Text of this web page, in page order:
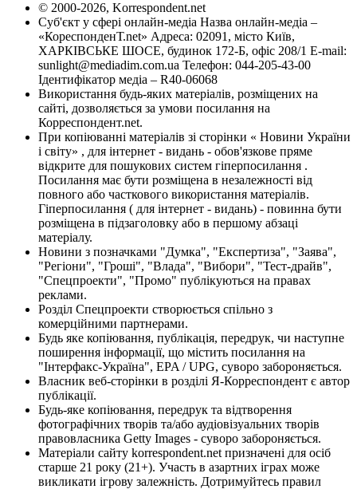
© 2000-2026, Korrespondent.net
Суб'єкт у сфері онлайн-медіа Назва онлайн-медіа –
«КореспонденТ.net» Адреса: 02091, місто Київ,
ХАРКІВСЬКЕ ШОСЕ, будинок 172-Б, офіс 208/1 E-mail:
sunlight@mediadim.com.ua Телефон: 044-205-43-00
Ідентифікатор медіа – R40-06068
Використання будь-яких матеріалів, розміщених на
сайті, дозволяється за умови посилання на
Корреспондент.net.
При копіюванні матеріалів зі сторінки « Новини України
і світу» , для інтернет - видань - обов'язкове пряме
відкрите для пошукових систем гіперпосилання .
Посилання має бути розміщена в незалежності від
повного або часткового використання матеріалів.
Гіперпосилання ( для інтернет - видань) - повинна бути
розміщена в підзаголовку або в першому абзаці
матеріалу.
Новини з позначками "Думка", "Експертиза", "Заява",
"Регіони", "Гроші", "Влада", "Вибори", "Тест-драйв",
"Спецпроекти", "Промо" публікуються на правах
реклами.
Розділ Спецпроекти створюється спільно з
комерційними партнерами.
Будь яке копіювання, публікація, передрук, чи наступне
поширення інформації, що містить посилання на
"Інтерфакс-Україна", EPA / UPG, суворо забороняється.
Власник веб-сторінки в розділі Я-Корреспондент є автор
публікації.
Будь-яке копіювання, передрук та відтворення
фотографічних творів та/або аудіовізуальних творів
правовласника Getty Images - суворо забороняється.
Матеріали сайту korrespondent.net призначені для осіб
старше 21 року (21+). Участь в азартних іграх може
викликати ігрову залежність. Дотримуйтесь правил